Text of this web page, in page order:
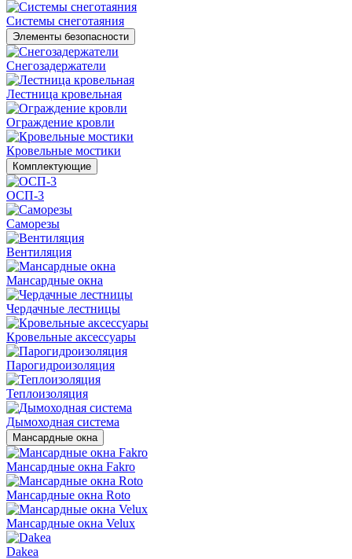
Системы снеготаяния
Элементы безопасности
Снегозадержатели
Лестница кровельная
Ограждение кровли
Кровельные мостики
Комплектующие
ОСП-3
Саморезы
Вентиляция
Мансардные окна
Чердачные лестницы
Кровельные аксессуары
Парогидроизоляция
Теплоизоляция
Дымоходная система
Мансардные окна
Мансардные окна Fakro
Мансардные окна Roto
Мансардные окна Velux
Dakea